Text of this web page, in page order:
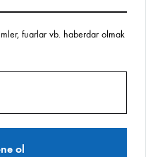
fuarlar vb. haberdar olmak